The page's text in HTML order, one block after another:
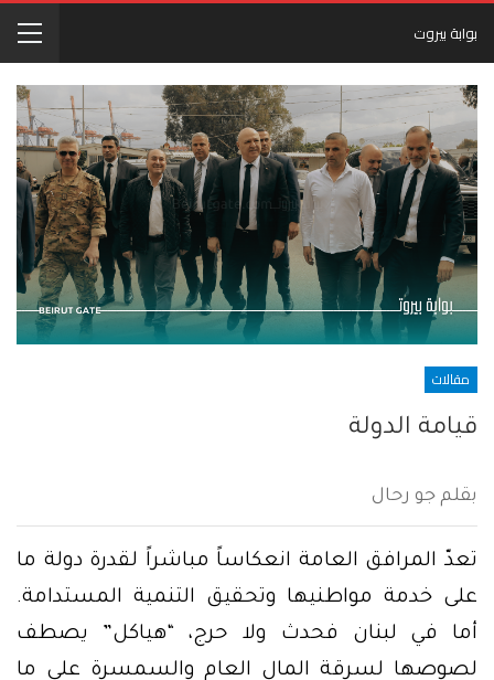
بوابة بيروت
مقالات
قيامة الدولة
بقلم جو رحال
تعدّ المرافق العامة انعكاساً مباشراً لقدرة دولة ما
على خدمة مواطنيها وتحقيق التنمية المستدامة.
أما في لبنان فحدث ولا حرج، “هياكل” يصطف
لصوصها لسرقة المال العام والسمسرة على ما